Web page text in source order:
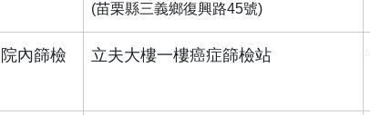
(苗栗縣三義鄉復興路45號)
院內篩檢 立夫大樓一樓癌症篩檢站